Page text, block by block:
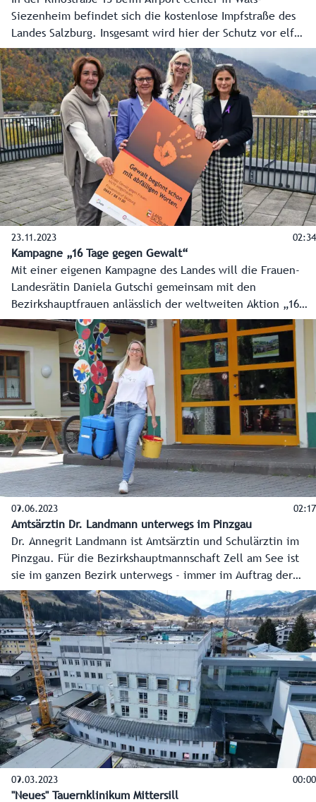
Siezenheim befindet sich die kostenlose Impfstraße des
Landes Salzburg. Insgesamt wird hier der Schutz vor elf
Infektionskrankheiten angeboten. Die Terminbuchung ist
bequem online unter www.salzburg.gv.at/impfungen
möglich, hier gibt es auch alle Informationen zu den in
Österreich empfohlenen Impfungen.
23.11.2023 02:34
Kampagne „16 Tage gegen Gewalt“
Mit einer eigenen Kampagne des Landes will die Frauen-
Landesrätin Daniela Gutschi gemeinsam mit den
Bezirkshauptfrauen anlässlich der weltweiten Aktion „16
Tage gegen Gewalt“ Menschen ermutigen, couragiert zu
handeln, wenn sie bereits verbale Übergriffe wahrnehmen.
Jeder soll sich aktiv an der Prävention beteiligen. Anhand
von Sprüchen wie zum Beispiel „Stell dich nicht so an. Du
magst es doch eh...“ soll aufgezeigt werden, wo Gewalt
ihren Anfang nimmt. Die weltweite Aktion „16 Tage gegen
Gewalt“ startet am 25. November und läuft bis 10.
Dezember.
09.06.2023 02:17
Amtsärztin Dr. Landmann unterwegs im Pinzgau
Dr. Annegrit Landmann ist Amtsärztin und Schulärztin im
Pinzgau. Für die Bezirkshauptmannschaft Zell am See ist
sie im ganzen Bezirk unterwegs - immer im Auftrag der
Gesundheit. Eine Reportage aus dem Pinzgau.
09.03.2023 00:00
"Neues" Tauernklinikum Mittersill